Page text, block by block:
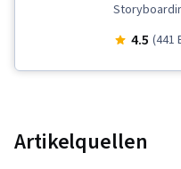
4.5 (441
Artikelquellen